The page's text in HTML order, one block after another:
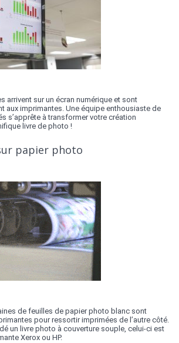
arrivent sur un écran numérique et sont
aux imprimantes. Une équipe enthousiaste de
s’apprête à transformer votre création
livre de photo !
papier photo
de feuilles de papier photo blanc sont
pour ressortir imprimées de l’autre côté.
un livre photo à couverture souple, celui-ci est
Xerox ou HP.